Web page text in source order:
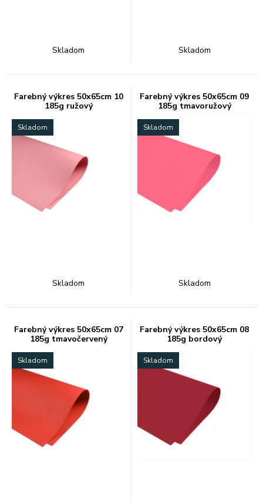
Skladom Skladom
Farebný výkres 50x65cm 10
185g ružový
Skladom
Skladom
Farebný výkres 50x65cm 09
185g tmavoružový
Skladom
Skladom
Farebný výkres 50x65cm 07
185g tmavočervený
Skladom
Farebný výkres 50x65cm 08
185g bordový
Skladom